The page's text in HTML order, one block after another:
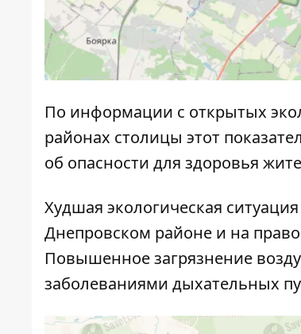
По информации с открытых
районах столицы этот
об опасности для здоровья
Худшая экологическая
Днепровском районе и на
Повышенное загрязнение
заболеваниями дыхательных